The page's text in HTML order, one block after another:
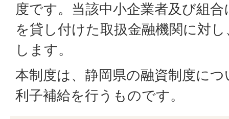
度です。当該中小企業者及び組
を貸し付けた取扱金融機関に対
します。
本制度は、静岡県の融資制度に
利子補給を行うものです。